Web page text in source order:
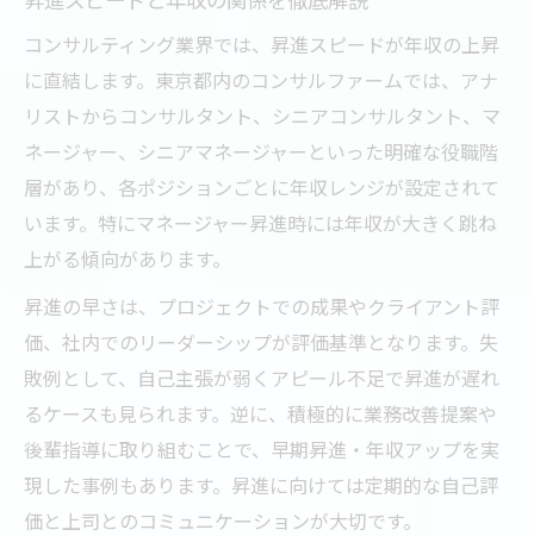
コンサルティング業界では、昇進スピードが年収の上昇
に直結します。東京都内のコンサルファームでは、アナ
リストからコンサルタント、シニアコンサルタント、マ
ネージャー、シニアマネージャーといった明確な役職階
層があり、各ポジションごとに年収レンジが設定されて
います。特にマネージャー昇進時には年収が大きく跳ね
上がる傾向があります。
昇進の早さは、プロジェクトでの成果やクライアント評
価、社内でのリーダーシップが評価基準となります。失
敗例として、自己主張が弱くアピール不足で昇進が遅れ
るケースも見られます。逆に、積極的に業務改善提案や
後輩指導に取り組むことで、早期昇進・年収アップを実
現した事例もあります。昇進に向けては定期的な自己評
価と上司とのコミュニケーションが大切です。